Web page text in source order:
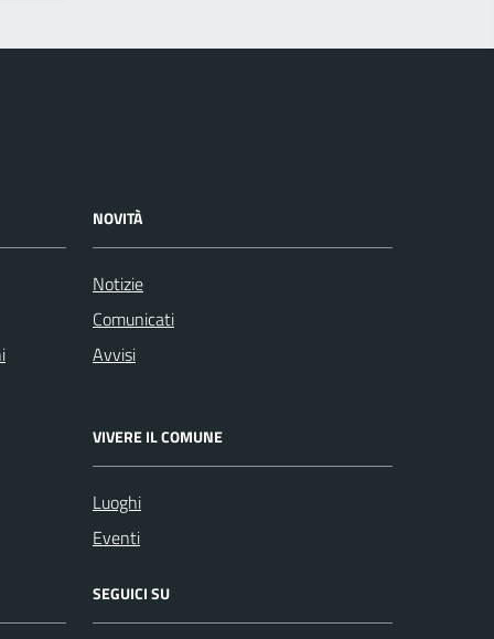
NOVITÀ
Notizie
Comunicati
Avvisi
VIVERE IL COMUNE
Luoghi
Eventi
SEGUICI SU